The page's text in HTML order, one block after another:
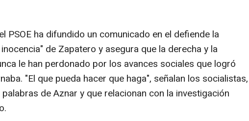
PSOE ha difundido un comunicado en el defiende la
de Zapatero y asegura que la derecha y la
le han perdonado por los avances sociales que logró
"El que pueda hacer que haga", señalan los socialistas,
de Aznar y que relacionan con la investigación